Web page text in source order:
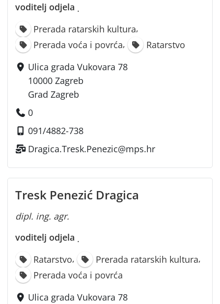
voditelj odjela ·
Prerada ratarskih kultura,
Prerada voća i povrća,
Ratarstvo
Ulica grada Vukovara 78
10000 Zagreb
Grad Zagreb
0
091/4882-738
Dragica.Tresk.Penezic@mps.hr
Tresk Penezić Dragica
dipl. ing. agr.
voditelj odjela ·
Ratarstvo, Prerada ratarskih kultura,
Prerada voća i povrća
Ulica grada Vukovara 78